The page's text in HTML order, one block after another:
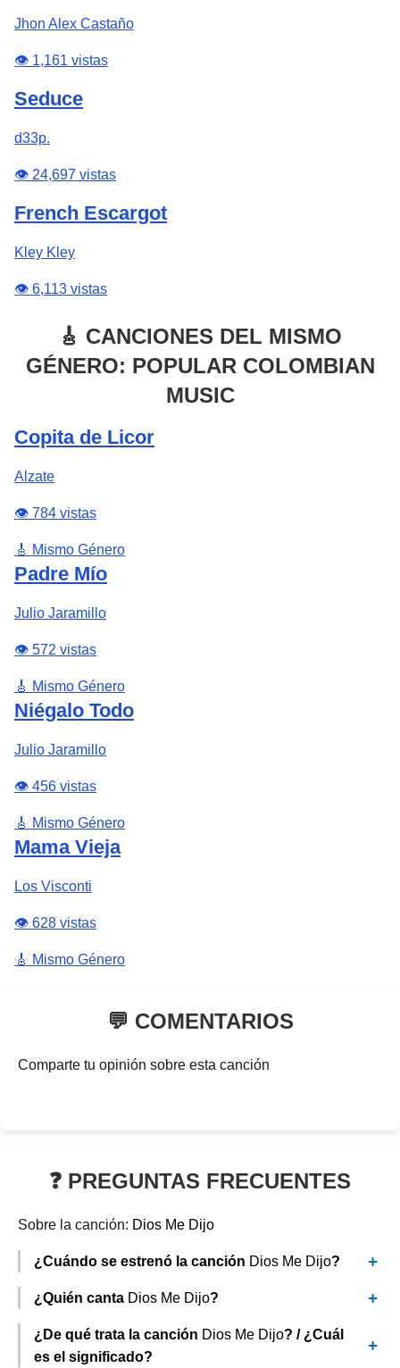
Jhon Alex Castaño
👁️ 1,161 vistas
Seduce
d33p.
👁️ 24,697 vistas
French Escargot
Kley Kley
👁️ 6,113 vistas
🎸 CANCIONES DEL MISMO
GÉNERO: POPULAR COLOMBIAN
MUSIC
Copita de Licor
Alzate
👁️ 784 vistas
🎸 Mismo Género
Padre Mío
Julio Jaramillo
👁️ 572 vistas
🎸 Mismo Género
Niégalo Todo
Julio Jaramillo
👁️ 456 vistas
🎸 Mismo Género
Mama Vieja
Los Visconti
👁️ 628 vistas
🎸 Mismo Género
💬 COMENTARIOS
Comparte tu opinión sobre esta canción
❓ PREGUNTAS FRECUENTES
Sobre la canción: Dios Me Dijo
¿Cuándo se estrenó la canción Dios Me Dijo?
¿Quién canta Dios Me Dijo?
¿De qué trata la canción Dios Me Dijo? / ¿Cuál
es el significado?